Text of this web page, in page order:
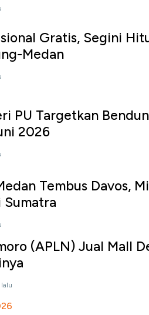
Gratis, Segini
Medan
PU Targetkan
2026
Tembus Davos,
Sumatra
(APLN) Jual Mall